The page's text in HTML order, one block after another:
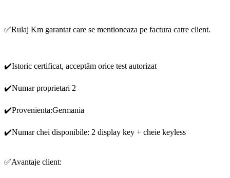
✅Rulaj Km garantat care se mentioneaza pe factura catre client.
✔️Istoric certificat, acceptăm orice test autorizat
✔️Numar proprietari 2
✔️Provenienta:Germania
✔️Numar chei disponibile: 2 display key + cheie keyless
✅Avantaje client: